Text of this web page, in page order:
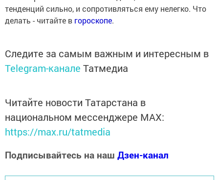
тенденций сильно, и сопротивляться ему нелегко. Что
делать - читайте в гороскопе.
Следите за самым важным и интересным в
Telegram-канале Татмедиа
Читайте новости Татарстана в
национальном мессенджере MАХ:
https://max.ru/tatmedia
Подписывайтесь на наш Дзен-канал